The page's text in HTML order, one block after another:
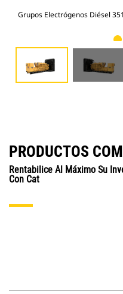
Grupos Electrógenos Diésel
PRODUCTOS
Rentabilice Al Máximo Su
Con Cat